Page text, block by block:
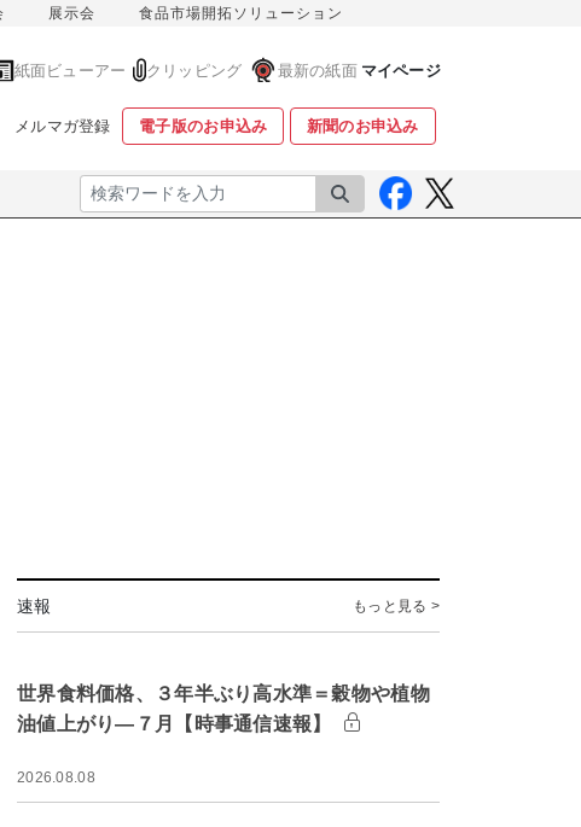
展示会 食品市場開拓ソリューション
紙面ビューアー クリッピング 最新の紙面 マイページ
メルマガ登録 電子版のお申込み 新聞のお申込み
検索
速報 もっと見る >
世界食料価格、３年半ぶり高水準＝穀物や植物
油値上がり―７月【時事通信速報】
2026.08.08